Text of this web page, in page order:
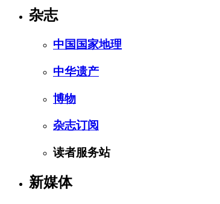
杂志
中国国家地理
中华遗产
博物
杂志订阅
读者服务站
新媒体